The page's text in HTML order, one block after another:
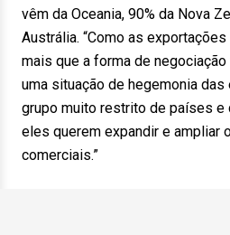
vêm da Oceania, 90% da Nova
Austrália. “Como as
mais que a forma de
uma situação de hegemonia
grupo muito restrito de países
eles querem expandir e ampliar
comerciais.”